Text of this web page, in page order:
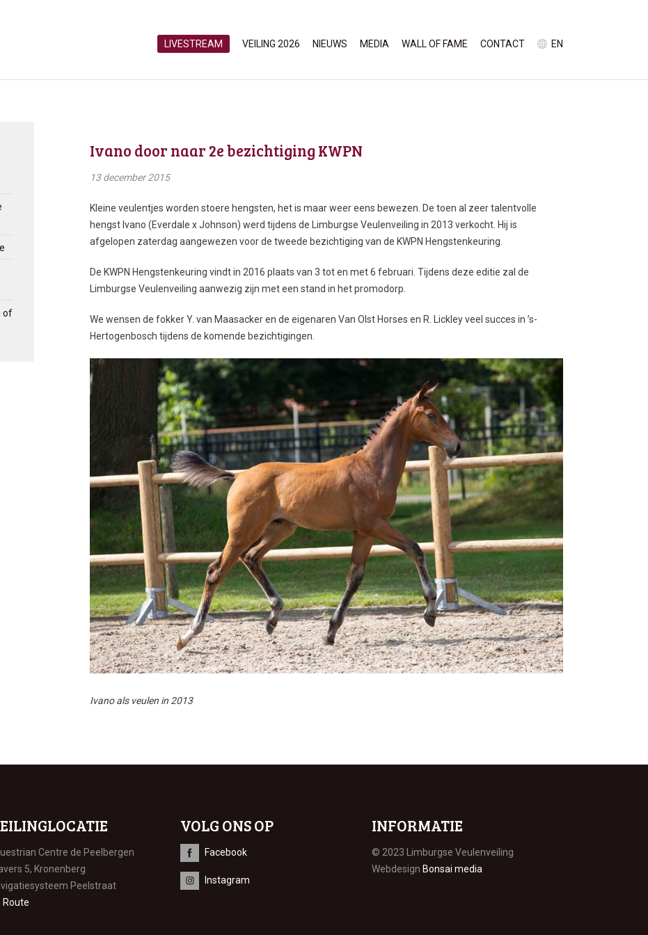
LIVESTREAM VEILING 2026 NIEUWS MEDIA WALL OF FAME CONTACT EN
of
Ivano door naar 2e bezichtiging KWPN
13 december 2015
Kleine veulentjes worden stoere hengsten, het is maar weer eens bewezen. De toen al zeer talentvolle
hengst Ivano (Everdale x Johnson) werd tijdens de Limburgse Veulenveiling in 2013 verkocht. Hij is
afgelopen zaterdag aangewezen voor de tweede bezichtiging van de KWPN Hengstenkeuring.
De KWPN Hengstenkeuring vindt in 2016 plaats van 3 tot en met 6 februari. Tijdens deze editie zal de
Limburgse Veulenveiling aanwezig zijn met een stand in het promodorp.
We wensen de fokker Y. van Maasacker en de eigenaren Van Olst Horses en R. Lickley veel succes in ’s-
Hertogenbosch tijdens de komende bezichtigingen.
Ivano als veulen in 2013
Centre de Peelbergen
5, Kronenberg
Peelstraat
Route
VOLG ONS OP
Facebook
Instagram
INFORMATIE
© 2023 Limburgse Veulenveiling
Webdesign Bonsai media